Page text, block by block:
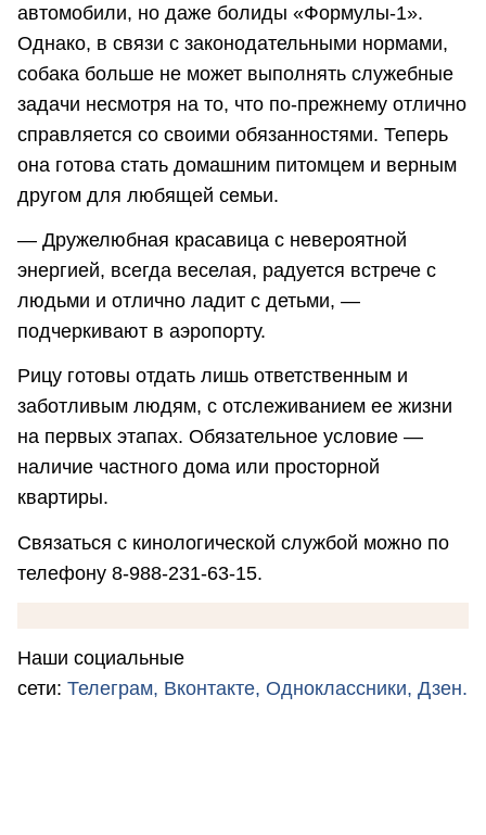
автомобили, но даже болиды «Формулы-1».
Однако, в связи с законодательными нормами,
собака больше не может выполнять служебные
задачи несмотря на то, что по-прежнему отлично
справляется со своими обязанностями. Теперь
она готова стать домашним питомцем и верным
другом для любящей семьи.
— Дружелюбная красавица с невероятной
энергией, всегда веселая, радуется встрече с
людьми и отлично ладит с детьми, —
подчеркивают в аэропорту.
Рицу готовы отдать лишь ответственным и
заботливым людям, с отслеживанием ее жизни
на первых этапах. Обязательное условие —
наличие частного дома или просторной
квартиры.
Связаться с кинологической службой можно по
телефону 8-988-231-63-15.
Наши социальные
сети: Телеграм, Вконтакте, Одноклассники, Дзен.